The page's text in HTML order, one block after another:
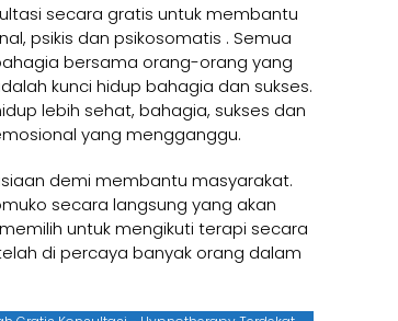
secara gratis untuk membantu
psikis dan psikosomatis . Semua
bersama orang-orang yang
kunci hidup bahagia dan sukses.
lebih sehat, bahagia, sukses dan
yang mengganggu.
demi membantu masyarakat.
secara langsung yang akan
untuk mengikuti terapi secara
di percaya banyak orang dalam